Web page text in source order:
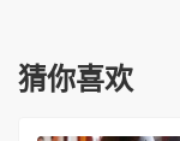
猜你喜欢